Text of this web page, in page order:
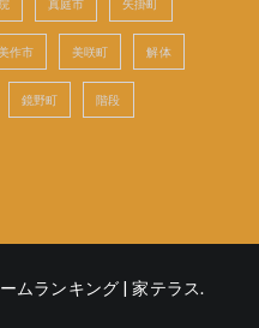
真庭市 矢掛町
作市 美咲町 解体
鏡野町 階段
ムランキング | 家テラス.